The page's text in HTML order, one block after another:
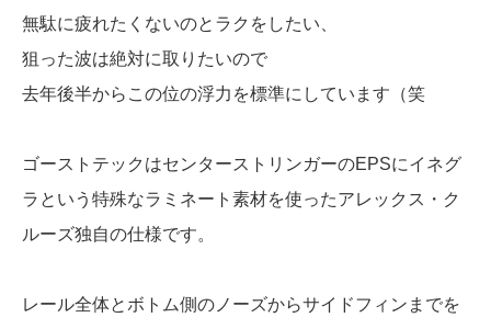
無駄に疲れたくないのとラクをしたい、
狙った波は絶対に取りたいので
去年後半からこの位の浮力を標準にしています（笑
ゴーストテックはセンターストリンガーのEPSにイネグ
ラという特殊なラミネート素材を使ったアレックス・ク
ルーズ独自の仕様です。
レール全体とボトム側のノーズからサイドフィンまでを